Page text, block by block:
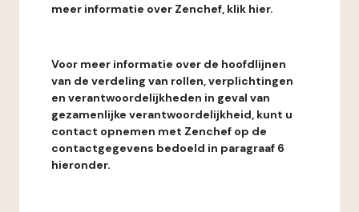
meer informatie over Zenchef, klik hier.
Voor meer informatie over de hoofdlijnen
van de verdeling van rollen, verplichtingen
en verantwoordelijkheden in geval van
gezamenlijke verantwoordelijkheid, kunt u
contact opnemen met Zenchef op de
contactgegevens bedoeld in paragraaf 6
hieronder.